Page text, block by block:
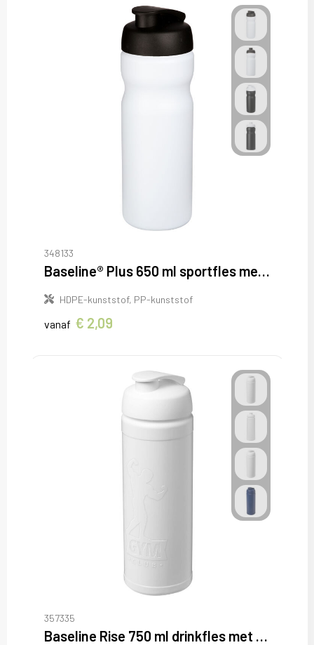
348133
Baseline® Plus 650 ml sportfles met kanteldeksel
HDPE-kunststof, PP-kunststof
vanaf € 2,09
357335
Baseline Rise 750 ml drinkfles met klapdeksel